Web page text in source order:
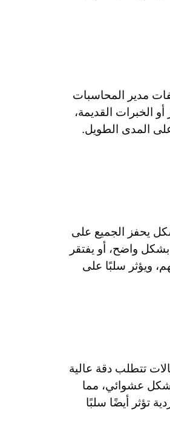
مدير المحاسبات
أو الخبرات القديمة،
المدى الطويل.
يحفز الجميع على
بشكل واضح، أو يفتقر
ويؤثر سلبًا على
تتطلب دقة عالية
بشكل عشوائي، مما
تؤثر أيضًا سلبًا